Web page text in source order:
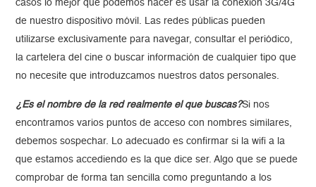
casos lo mejor que podemos hacer es usar la conexión 3G/4G
de nuestro dispositivo móvil. Las redes públicas pueden
utilizarse exclusivamente para navegar, consultar el periódico,
la cartelera del cine o buscar información de cualquier tipo que
no necesite que introduzcamos nuestros datos personales.
¿Es el nombre de la red realmente el que buscas?Si nos
encontramos varios puntos de acceso con nombres similares,
debemos sospechar. Lo adecuado es confirmar si la wifi a la
que estamos accediendo es la que dice ser. Algo que se puede
comprobar de forma tan sencilla como preguntando a los